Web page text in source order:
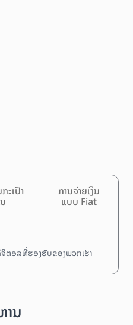
ະເປົາ ການຈ່າຍເງິນ
ແບບ Fiat
ຕອລທີ່ຮອງຮັບຂອງພວກເຮົາ
ນ